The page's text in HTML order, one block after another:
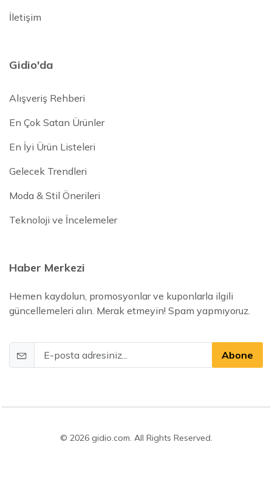
İletişim
Gidio'da
Alışveriş Rehberi
En Çok Satan Ürünler
En İyi Ürün Listeleri
Gelecek Trendleri
Moda & Stil Önerileri
Teknoloji ve İncelemeler
Haber Merkezi
Hemen kaydolun, promosyonlar ve kuponlarla ilgili
güncellemeleri alın. Merak etmeyin! Spam yapmıyoruz.
Abone
© 2026 gidio.com. All Rights Reserved.